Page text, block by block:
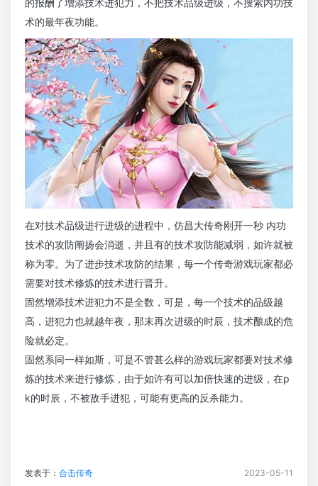
的报酬了增添技术进犯力，不把技术品级进级，不搜索内功技
术的最年夜功能。
在对技术品级进行进级的进程中，仿昌大传奇刚开一秒 内功
技术的攻防阐扬会消逝，并且有的技术攻防能减弱，如许就被
称为零。为了进步技术攻防的结果，每一个传奇游戏玩家都必
需要对技术修炼的技术进行晋升。
固然增添技术进犯力不是全数，可是，每一个技术的品级越
高，进犯力也就越年夜，那末再次进级的时辰，技术酿成的危
险就必定。
固然系同一样如斯，可是不管甚么样的游戏玩家都要对技术修
炼的技术来进行修炼，由于如许有可以加倍快速的进级，在p
k的时辰，不被敌手进犯，可能有更高的反杀能力。
发表于： 合击传奇 2023-05-11